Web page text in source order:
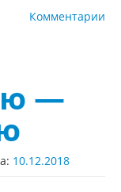
Комментарии
—
10.12.2018